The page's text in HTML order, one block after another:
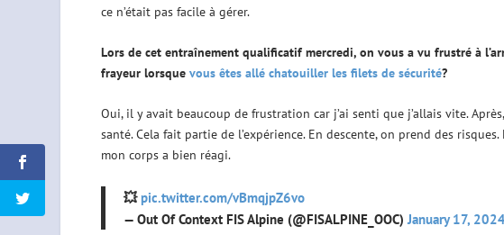
ce n’était pas facile à gérer.
Lors de cet entraînement qualificatif mercredi, on vous a vu frustré à
frayeur lorsque vous êtes allé chatouiller les filets de sécurité?
Oui, il y avait beaucoup de frustration car j’ai senti que j’allais vite.
santé. Cela fait partie de l’expérience. En descente, on prend des
mon corps a bien réagi.
💥pic.twitter.com/vBmqjpZ6vo
— Out Of Context FIS Alpine (@FISALPINE_OOC) January 17,